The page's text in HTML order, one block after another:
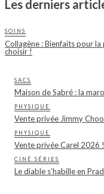
Les derniers
SOINS
Collagène : Bienfaits pour
choisir !
SACS
Maison de Sabré : la
PHYSIQUE
Vente privée Jimmy
PHYSIQUE
Vente privée Carel 2026 !
CINÉ SÉRIES
Le diable s’habille en